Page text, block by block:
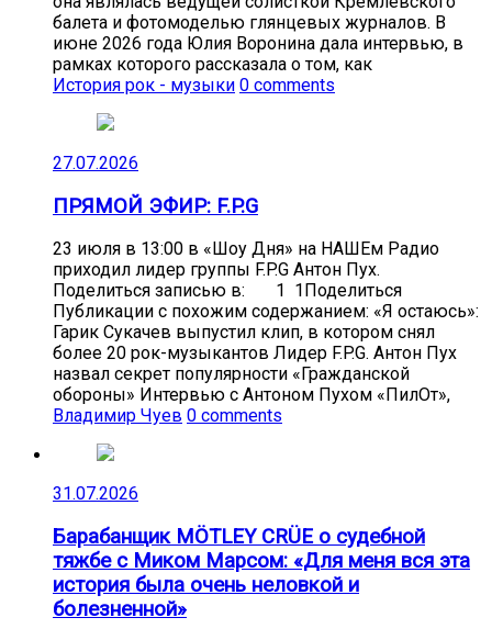
балета и фотомоделью глянцевых журналов. В
июне 2026 года Юлия Воронина дала интервью, в
рамках которого рассказала о том, как
История рок - музыки 0 comments
27.07.2026
ПРЯМОЙ ЭФИР: F.P.G
23 июля в 13:00 в «Шоу Дня» на НАШЕм Радио
приходил лидер группы F.P.G Антон Пух.
Поделиться записью в: 1 1Поделиться
Публикации с похожим содержанием: «Я остаюсь»:
Гарик Сукачев выпустил клип, в котором снял
более 20 рок-музыкантов Лидер F.P.G. Антон Пух
назвал секрет популярности «Гражданской
обороны» Интервью с Антоном Пухом «ПилОт»,
Владимир Чуев 0 comments
31.07.2026
Барабанщик MÖTLEY CRÜE о судебной
тяжбе с Миком Марсом: «Для меня вся эта
история была очень неловкой и
болезненной»